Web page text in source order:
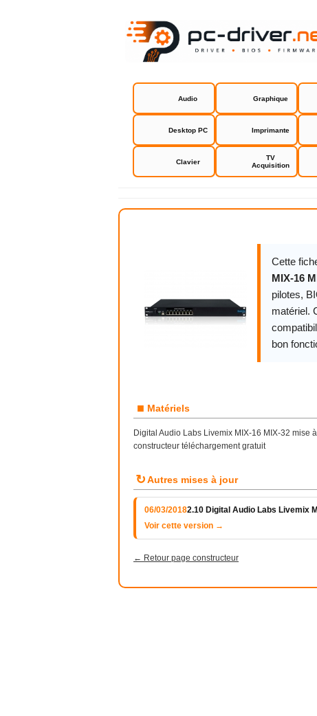
Audio Graphique
Desktop PC Imprimante
Clavier
TV
Acquisition
Digital
Cette
MIX-16
pilotes,
matériel.
bon
■ Matériels
Digital Audio Labs Livemix MIX-16 MIX-32 mise
constructeur téléchargement gratuit
↻Autres mises à jour
06/03/20182.10 Digital Audio Labs Livemix
Voir cette version →
← Retour page constructeur